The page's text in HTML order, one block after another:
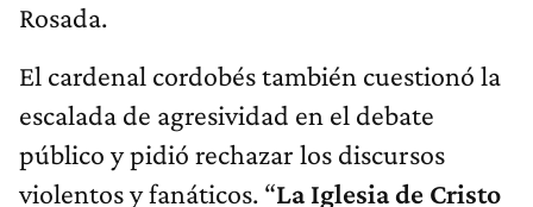
Rosada.
El cardenal cordobés también cuestionó la
escalada de agresividad en el debate
público y pidió rechazar los discursos
violentos y fanáticos. “La Iglesia de Cristo